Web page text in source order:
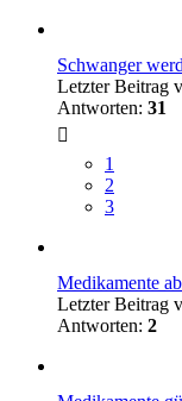
Schwanger
Letzter Beitrag
Antworten: 31
1
2
3
Medikamente
Letzter Beitrag
Antworten: 2